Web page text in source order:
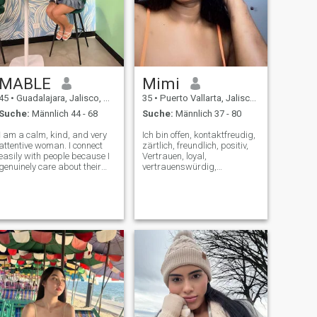
MABLE
• Guadalajara, Jalisco, Mexiko
Suche: Männlich 44 - 68
I am a calm, kind, and very
attentive woman. I connect
with people because I
genuinely care about their
toward my
- to help others
Mimi
35 • Puerto Vallarta, Jalisco, Mexiko
Suche: Männlich 37 - 80
Ich bin offen, kontaktfreudig,
zärtlich, freundlich, positiv,
Vertrauen, loyal,
vertrauenswürdig,
finde Inspiration darin und
Teile sie mit meinen Lieben.
MAS que é um perso que,
realmente, é um perso com
qual que podemos
compartilhar all die
Entdeckungen und
besonderen Momente. Ich
kann Liebe geben und ich